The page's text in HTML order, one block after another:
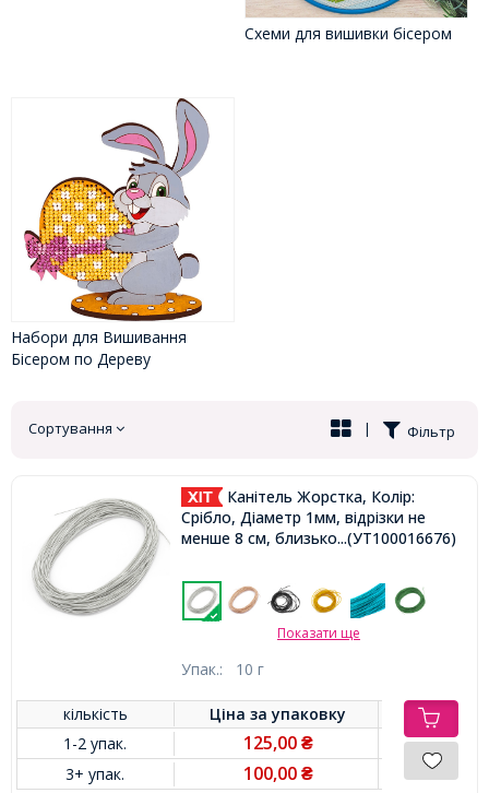
Схеми для вишивки бісером
Набори для Вишивання
Бісером по Дереву
Сортування Фільтр
|
Канітель Жорстка, Колір:
Срібло, Діаметр 1мм, відрізки не
менше 8 см, близько 250см / 10г,
...(УТ100016676)
Показати ще
Упак.: 10 г
кількість Ціна заупаковку
1-2 упак.
125,00 ₴
3+ упак. 100,00 ₴